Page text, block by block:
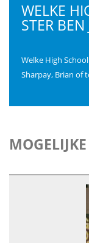
WELKE
STER BEN
Welke High
Sharpay, Brian of